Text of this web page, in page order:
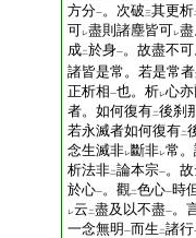
方分一。次破三其更析
可レ盡則諸塵皆可レ
成二於身一。故盡不
諸皆是常。若是常
正析相一也。析レ心
者。如何復有二後刹
若永滅者如何復有二
念生滅非レ斷非レ常
析法非二論本宗一。
於心一。觀二色心一時
レ云 二盡及以不盡一。
一念無明 一而生 二諸行